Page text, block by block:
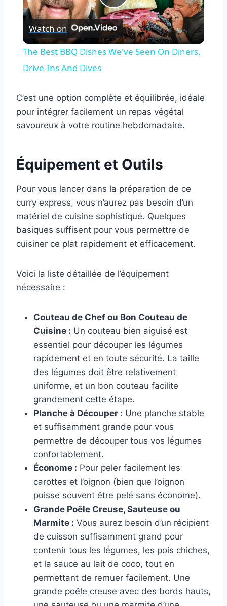
Play
Video
Watch on
The Best BBQ Dishes We've Seen On Diners,
Drive-Ins And Dives
C’est une option complète et équilibrée, idéale
pour intégrer facilement un repas végétal
savoureux à votre routine hebdomadaire.
Équipement et Outils
Pour vous lancer dans la préparation de ce
curry express, vous n’aurez pas besoin d’un
matériel de cuisine sophistiqué. Quelques
basiques suffisent pour vous permettre de
cuisiner ce plat rapidement et efficacement.
Voici la liste détaillée de l’équipement
nécessaire :
Couteau de Chef ou Bon Couteau de
Cuisine : Un couteau bien aiguisé est
essentiel pour découper les légumes
rapidement et en toute sécurité. La taille
des légumes doit être relativement
uniforme, et un bon couteau facilite
grandement cette étape.
Planche à Découper : Une planche stable
et suffisamment grande pour vous
permettre de découper tous vos légumes
confortablement.
Économe : Pour peler facilement les
carottes et l’oignon (bien que l’oignon
puisse souvent être pelé sans économe).
Grande Poêle Creuse, Sauteuse ou
Marmite : Vous aurez besoin d’un récipient
de cuisson suffisamment grand pour
contenir tous les légumes, les pois chiches,
et la sauce au lait de coco, tout en
permettant de remuer facilement. Une
grande poêle creuse avec des bords hauts,